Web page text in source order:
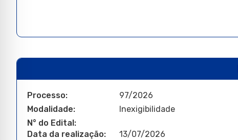
Processo:
97/2026
Modalidade:
Inexigibilidade
N° do Edital:
Data da realização:
13/07/2026